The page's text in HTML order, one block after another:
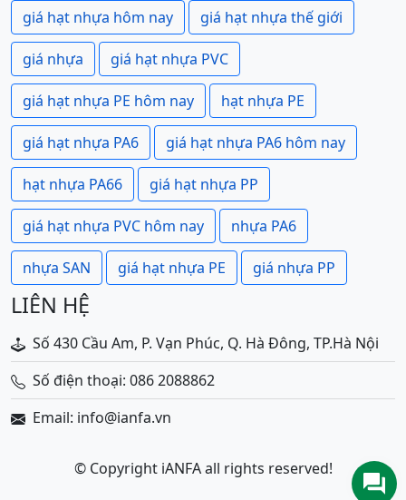
giá hạt nhựa hôm nay giá hạt nhựa thế giới
giá nhựa giá hạt nhựa PVC
giá hạt nhựa PE hôm nay hạt nhựa PE
giá hạt nhựa PA6 giá hạt nhựa PA6 hôm nay
hạt nhựa PA66 giá hạt nhựa PP
giá hạt nhựa PVC hôm nay nhựa PA6
nhựa SAN giá hạt nhựa PE giá nhựa PP
LIÊN HỆ
Số 430 Cầu Am, P. Vạn Phúc, Q. Hà Đông, TP.Hà Nội
Số điện thoại: 086 2088862
Email: info@ianfa.vn
© Copyright iANFA all rights reserved!